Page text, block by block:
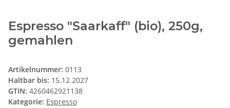
Espresso "Saarkaff" (bio), 250g,
gemahlen
Artikelnummer: 0113
Haltbar bis: 15.12.2027
GTIN: 4260462921138
Kategorie: Espresso